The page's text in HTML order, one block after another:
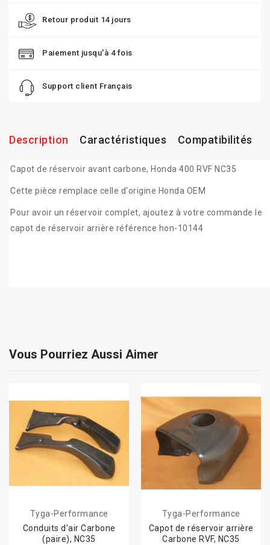
Retour produit 14 jours
Paiement jusqu'à 4 fois
Support client Français
Description Caractéristiques Compatibilités
Capot de réservoir avant carbone, Honda 400 RVF NC35
Cette pièce remplace celle d'origine Honda OEM
Pour avoir un réservoir complet, ajoutez à votre commande le
capot de réservoir arrière référence hon-10144
Vous Pourriez Aussi Aimer
Tyga-Performance
Conduits d'air Carbone
(paire), NC35
Tyga-Performance
Capot de réservoir arrière
Carbone RVF, NC35